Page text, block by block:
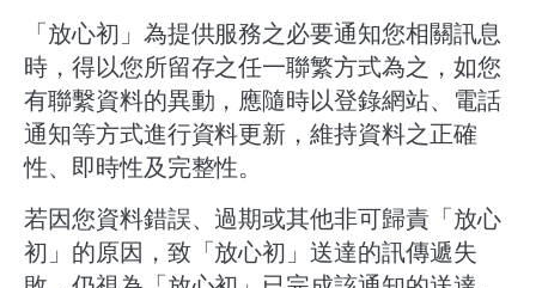
「放心初」為提供服務之必要通知您相關訊息
時，得以您所留存之任一聯繁方式為之，如您
有聯繫資料的異動，應隨時以登錄網站、電話
通知等方式進行資料更新，維持資料之正確
性、即時性及完整性。
若因您資料錯誤、過期或其他非可歸責「放心
初」的原因，致「放心初」送達的訊傳遞失